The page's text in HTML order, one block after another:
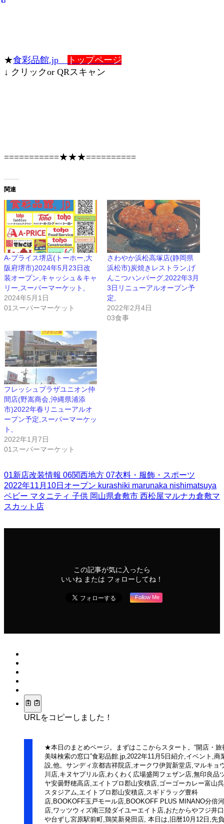
★食彩品館.jp
トップページ
↓ クリックor QRスキャン
===========★★★==========
関連
A-プライス堺店(トーホー,大
阪府堺市)2024年5月23日改
装オープン,キャッシュ＆キャ
リー,スーパーマーケット,
2024年5月1日
01スーパーマーケット
さわやか浜松高塚店(静岡県
浜松市)炭焼きレストラン,げ
んこつハンバーグ,2022年3月
3日リニューアルオープン予
定,
2022年2月4日
03食事
フレッシュプラザユニオン仲
間店(野嵩商会,沖縄県浦添
市)2022年春リニューアルオ
ープン予定,スーパーマーケッ
ト,
2022年1月7日
01スーパーマーケット
01新店改装情報 06関西地方 07衣料・服飾・スポーツ
2022年11月10日オープン kurashiki marunaka nishimatsuya
ベビー マタニティ 子供 岡山県倉敷市 西松屋マルナカ倉敷マ
スカット店
この記事が気に入ったら
いいね または フォローしてね！
Follow Me
URLをコピーしました！
★本日のまとめページ。まずはここからスタート。“開店・旅
美味検索の窓口”食彩品館.jp,2022年11月5日紹介,イベント,商
設,他。サンディ京都吉祥院店,オークワ伊賀新堂店,マルキョ
川店,キヌヤプリル店,わくわく広場盛岡フェザン店,無印良品
ヤ安曇野穂高店,エイトプロ郡山安積店,ゴーゴーカレー富山
スタジアム,エイトプロ郡山安積店,スギドラッグ豊科
店,BOOKOFF玉戸モール店,BOOKOFF PLUS MINANO分倍
店,ワッツウィズ南三陸ダイユーエイト店,おたからやフジ井
や台ずし宮原駅前町,鶏笑新発田店, 本日は,旧暦10月12日,先